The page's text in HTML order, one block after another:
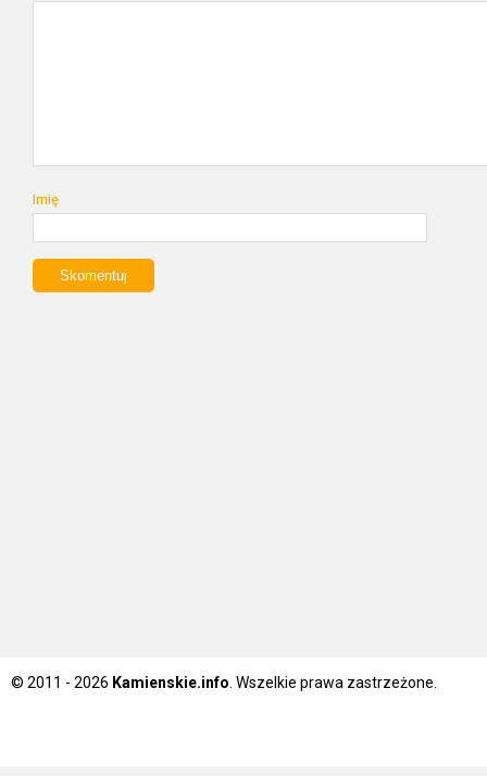
Imię
© 2011 - 2026 Kamienskie.info . Wszelkie prawa zastrzeżone.